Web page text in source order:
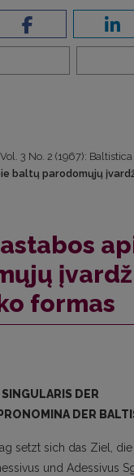
Vol. 3 No. 2 (1967): Baltistica
baltų parodomųjų
formas
DER
DER
setzt sich das Ziel,
und Adessivus